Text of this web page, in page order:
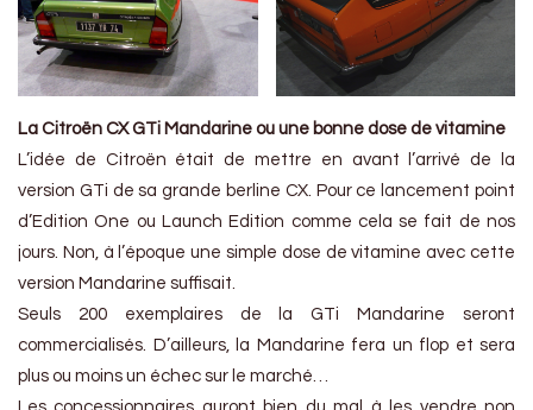
La Citroën CX GTi Mandarine ou une bonne dose de vitamine
L’idée de Citroën était de mettre en avant l’arrivé de la
version GTi de sa grande berline CX. Pour ce lancement point
d’Edition One ou Launch Edition comme cela se fait de nos
jours. Non, à l’époque une simple dose de vitamine avec cette
version Mandarine suffisait.
Seuls 200 exemplaires de la GTi Mandarine seront
commercialisés. D’ailleurs, la Mandarine fera un flop et sera
plus ou moins un échec sur le marché…